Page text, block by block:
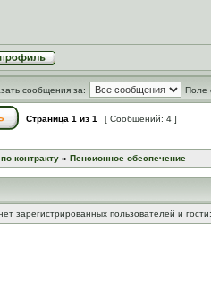
сообщения за: Поле
Страница 1 из 1 [ Сообщений: 4 ]
контракту » Пенсионное обеспечение
зарегистрированных пользователей и